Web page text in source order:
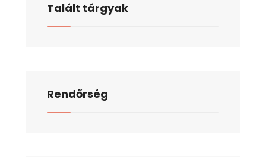
Talált tárgyak
Rendőrség